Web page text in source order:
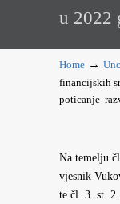
u 2022
Home →
financijskih
poticanje
Na temelju
vjesnik
te čl. 3. st.